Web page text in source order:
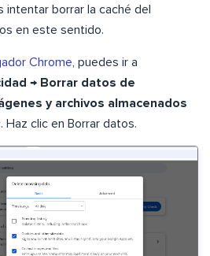
borrar la caché del
en este sentido.
Chrome , puedes ir a
→ Borrar datos de
y archivos almacenados
Haz clic en Borrar datos.